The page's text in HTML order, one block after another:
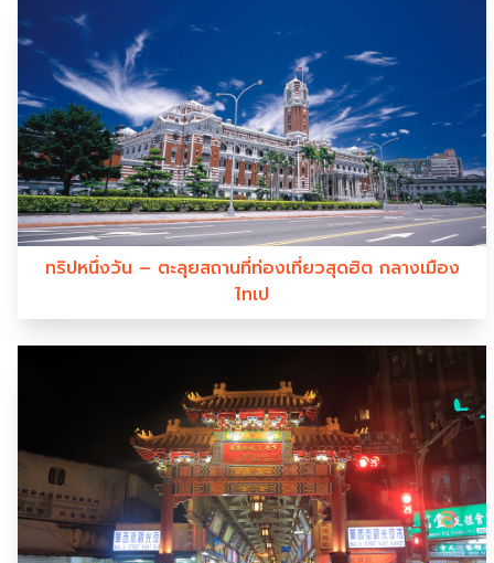
ทริปหนึ่งวัน – ตะลุยสถานที่ท่องเที่ยวสุดฮิต กลางเมือง
ไทเป